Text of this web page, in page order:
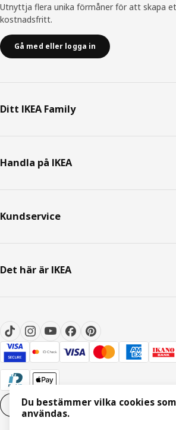
Utnyttja flera unika förmåner för att skapa
kostnadsfritt.
Gå med eller logga in
Ditt IKEA Family
Handla på IKEA
Kundservice
Det här är IKEA
Inställningar för Cookies SV
Du bestämmer vilka cookies
användas.